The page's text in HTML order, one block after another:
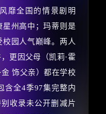
靡全国的情景剧明
星州高中；玛蒂则是
园人气巅峰。两人
更因父母（凯莉·霍
饰父亲）都在学校
含全4季97集完整内
收录未公开删减片